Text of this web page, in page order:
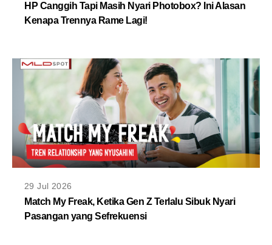
HP Canggih Tapi Masih Nyari Photobox? Ini Alasan
Kenapa Trennya Rame Lagi!
29 Jul 2026
Match My Freak, Ketika Gen Z Terlalu Sibuk Nyari
Pasangan yang Sefrekuensi